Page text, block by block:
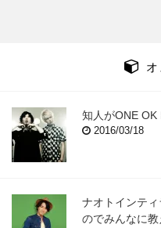
知人がONE OK
2016/03/18
ナオトインテ
のでみんなに教